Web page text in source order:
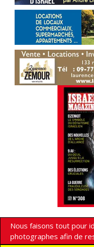
Nous faisons tout pour
photographes afin de